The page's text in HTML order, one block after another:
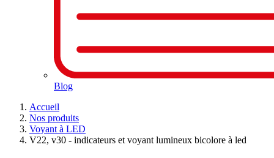
Blog
Accueil
Nos produits
Voyant à LED
V22, v30 - indicateurs et voyant lumineux bicolore à led